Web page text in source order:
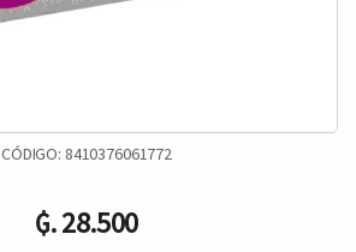
CÓDIGO: 8410376061772
₲. 28.500